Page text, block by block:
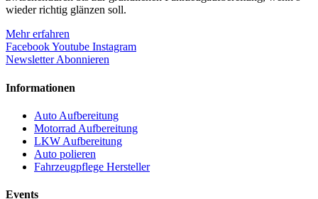
wieder richtig glänzen soll.
Mehr erfahren
FacebookYoutube Instagram
Newsletter Abonnieren
Informationen
Auto Aufbereitung
Motorrad Aufbereitung
LKW Aufbereitung
Auto polieren
Fahrzeugpflege Hersteller
Events